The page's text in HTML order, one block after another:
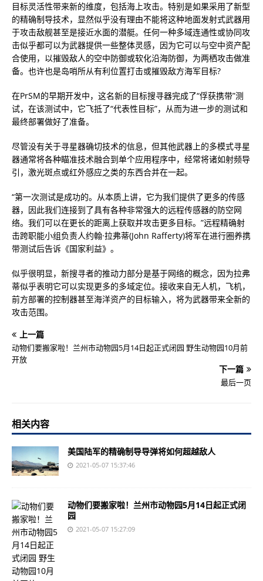
目标灵活性带来新的维度，包括海上攻击。特别是如果采用了新型
的精确制导技术，显然似乎没有理由不能将这种地面发射式武器用
于攻击敌舰甚至是接近水面的潜艇。任何一种多域连通性或协同攻
击似乎都可以为武器提供一些整体灵感，因为它可以与空中资产配
合使用，以摧毁敌人的空中防御或软化沿海防御，为两栖攻击做准
备。也许也是岛哨所从有利位置打击或摧毁敌方海军目标?
在PrSM的早期开发中，这名新的目标搜寻器完成了“俘获携带”测
试，在该测试中，它飞抵了“代表性目标”，从而为进一步的测试和
最终部署做好了准备。
尽管没有关于寻星器确切技术的信息，但其他武器上的多模式寻星
器通常将各种瞄准技术融合到单个应用程序中，经常将诸如射频导
引，激光斑点或红外感应之类的东西合并在一起。
“第一次测试是成功的。从本质上讲，它为我们提供了更多的传感
器，因此我们连接到了具有各种非常强大的远程传感器的防空网
络。我们可以在更长的距离上获取并攻击更多目标。”远程精确射
击跨职能小组负责人约翰·拉弗蒂(John Rafferty)将军在进行圈养携
带测试后告诉《国家利益》。
似乎很明显，新搜寻者的推动力部分是基于网络的概念，因为拉弗
蒂似乎表明它可以实现更多的多域定位。接收来自无人机，飞机，
前方部署的控制器甚至海洋资产的目标输入，将为武器带来全新的
攻击范围。
上一篇
动物们要搬家啦！兰州市动物园5月14日起正式闭园 野生动物园10月前
开放
下一篇
最后一页
相关内容
美国陆军的精确制导导弹将如何超越敌人
2021-05-07 15:37:46
动物们要搬家啦！兰州市动物园5月14日起正式闭
园
2021-05-07 15:27:09